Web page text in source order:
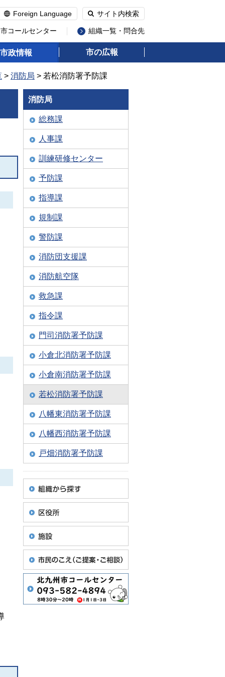
Foreign Language サイト内検索
コールセンター 組織一覧・問合先
市政情報 市の広報
> 消防局 > 若松消防署予防課
消防局
総務課
人事課
訓練研修センター
予防課
指導課
規制課
警防課
消防団支援課
消防航空隊
救急課
指令課
門司消防署予防課
小倉北消防署予防課
小倉南消防署予防課
若松消防署予防課
八幡東消防署予防課
八幡西消防署予防課
戸畑消防署予防課